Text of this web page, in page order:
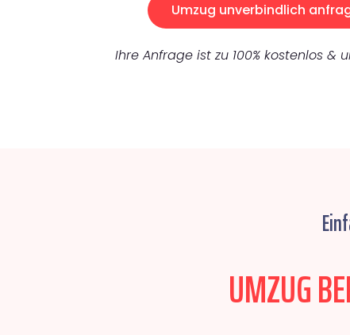
Umzug unverbindlich
Ihre Anfrage ist zu 100% kostenlos &
UMZUG